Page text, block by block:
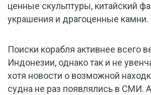
ценные скульптуры, китайский
украшения и драгоценные камни.
Поиски корабля активнее всего
Индонезии, однако так и не
хотя новости о возможной
судна не раз появлялись в СМИ.